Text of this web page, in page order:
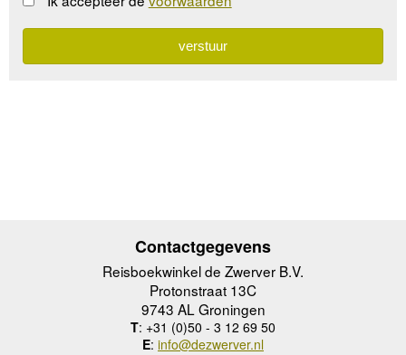
Contactgegevens
Reisboekwinkel de Zwerver B.V.
Protonstraat 13C
9743 AL Groningen
T: +31 (0)50 - 3 12 69 50
E: info@dezwerver.nl